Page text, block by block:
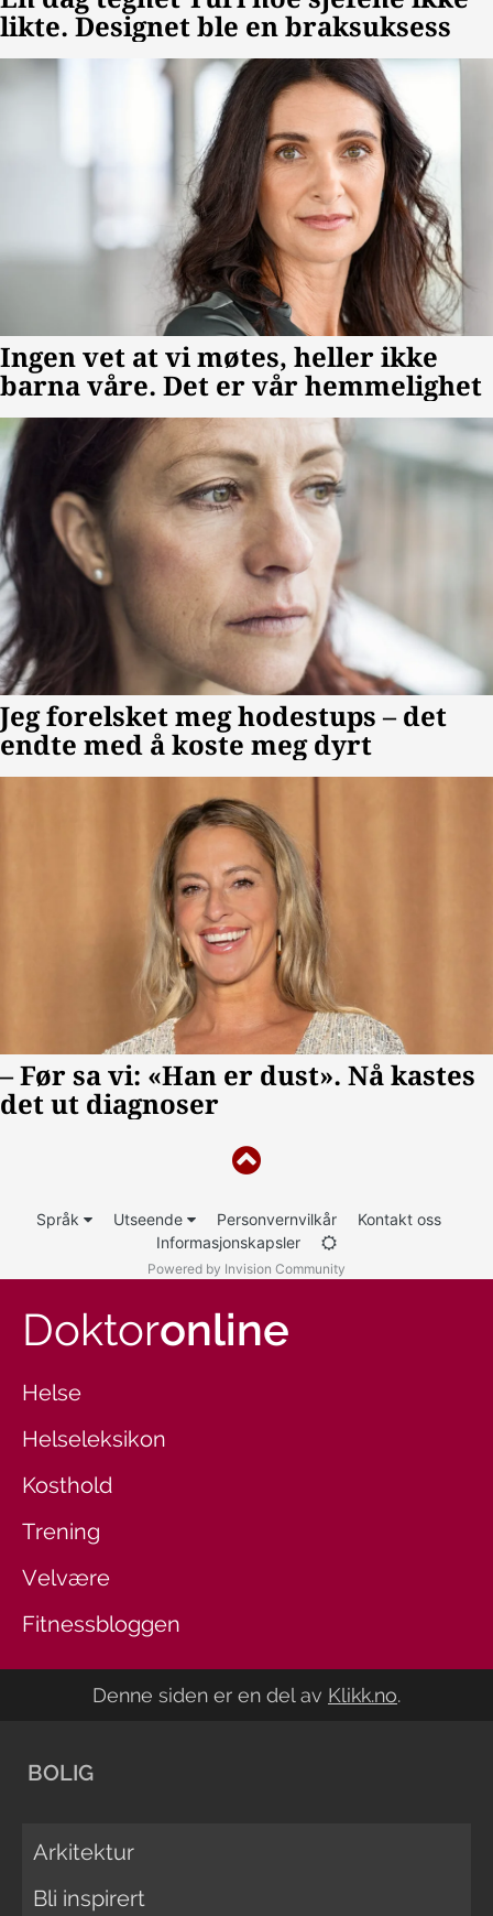
Språk Utseende Personvernvilkår
Kontakt oss
Informasjonskapsler
Powered by Invision Community
Doktoronline
Helse
Helseleksikon
Kosthold
Trening
Velvære
Fitnessbloggen
Denne siden er en del av Klikk.no.
BOLIG
Arkitektur
Bli inspirert